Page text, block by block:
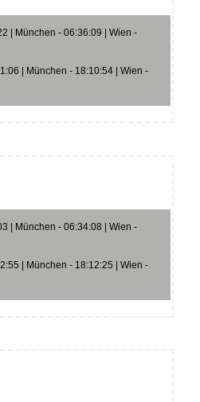
| München - 06:36:09 | Wien -
| München - 18:10:54 | Wien -
| München - 06:34:08 | Wien -
| München - 18:12:25 | Wien -